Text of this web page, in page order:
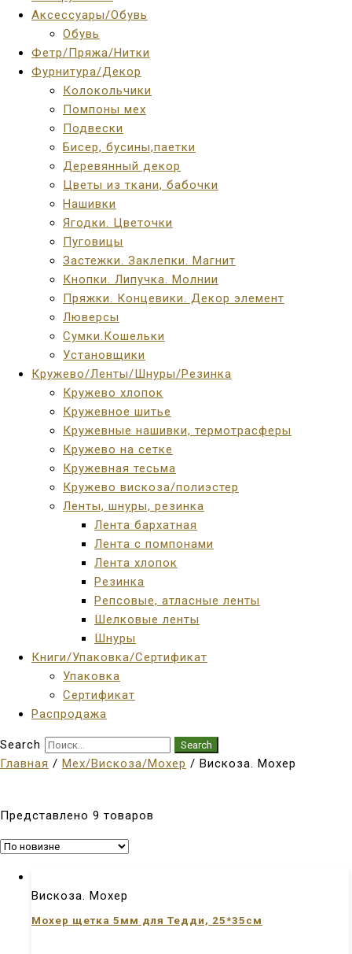
Аксессуары/Обувь
Обувь
Фетр/Пряжа/Нитки
Фурнитура/Декор
Колокольчики
Помпоны мех
Подвески
Бисер, бусины,паетки
Деревянный декор
Цветы из ткани, бабочки
Нашивки
Ягодки. Цветочки
Пуговицы
Застежки. Заклепки. Магнит
Кнопки. Липучка. Молнии
Пряжки. Концевики. Декор элемент
Люверсы
Сумки.Кошельки
Установщики
Кружево/Ленты/Шнуры/Резинка
Кружево хлопок
Кружевное шитье
Кружевные нашивки, термотрасферы
Кружево на сетке
Кружевная тесьма
Кружево вискоза/полиэстер
Ленты, шнуры, резинка
Лента бархатная
Лента с помпонами
Лента хлопок
Резинка
Репсовые, атласные ленты
Шелковые ленты
Шнуры
Книги/Упаковка/Сертификат
Упаковка
Сертификат
Распродажа
Search Search
Главная / Мех/Вискоза/Мохер / Вискоза. Мохер
Представлено 9 товаров
Вискоза. Мохер
Мохер щетка 5мм для Тедди, 25*35см